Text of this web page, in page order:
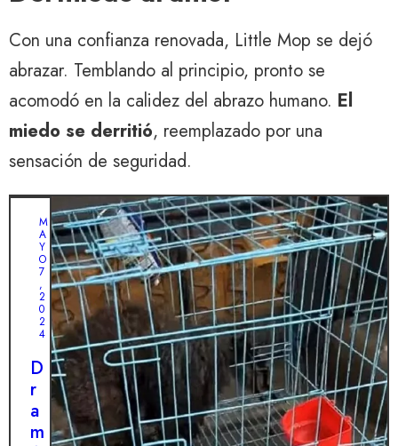
Con una confianza renovada, Little Mop se dejó
abrazar. Temblando al principio, pronto se
acomodó en la calidez del abrazo humano. El
miedo se derritió, reemplazado por una
sensación de seguridad.
M
A
Y
O
7
,
2
0
2
4
D
r
a
m